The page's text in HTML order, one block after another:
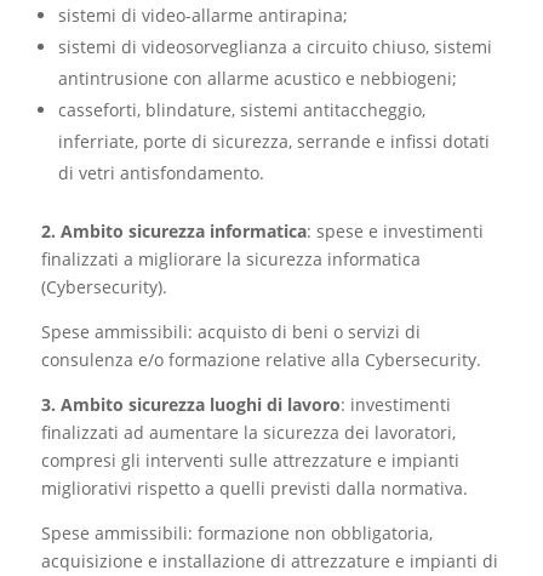
sistemi di video-allarme antirapina;
sistemi di videosorveglianza a circuito chiuso, sistemi
antintrusione con allarme acustico e nebbiogeni;
casseforti, blindature, sistemi antitaccheggio,
inferriate, porte di sicurezza, serrande e infissi dotati
di vetri antisfondamento.
2. Ambito sicurezza informatica: spese e investimenti
finalizzati a migliorare la sicurezza informatica
(Cybersecurity).
Spese ammissibili: acquisto di beni o servizi di
consulenza e/o formazione relative alla Cybersecurity.
3. Ambito sicurezza luoghi di lavoro: investimenti
finalizzati ad aumentare la sicurezza dei lavoratori,
compresi gli interventi sulle attrezzature e impianti
migliorativi rispetto a quelli previsti dalla normativa.
Spese ammissibili: formazione non obbligatoria,
acquisizione e installazione di attrezzature e impianti di